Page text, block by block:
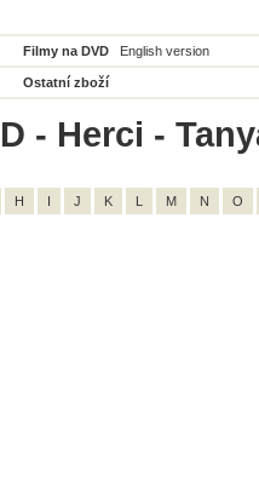
Filmy na DVD English version
Ostatní zboží
- Herci -
H I J K L M N O